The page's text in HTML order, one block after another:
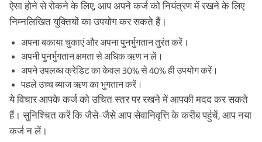
ऐसा होने से रोकने के लिए, आप अपने कर्ज को नियंत्रण में रखने के लिए
निम्नलिखित युक्तियों का उपयोग कर सकते हैं।
अपना बकाया चुकाएं और अपना पुनर्भुगतान तुरंत करें।
अपनी पुनर्भुगतान क्षमता से अधिक ऋण न लें।
अपने उपलब्ध क्रेडिट का केवल 30% से 40% ही उपयोग करें।
पहले उच्च ब्याज ऋण का भुगतान करें।
ये विचार आपके कर्ज को उचित स्तर पर रखने में आपकी मदद कर सकते
हैं। सुनिश्चित करें कि जैसे-जैसे आप सेवानिवृत्ति के करीब पहुंचें, आप नया
कर्ज न लें।